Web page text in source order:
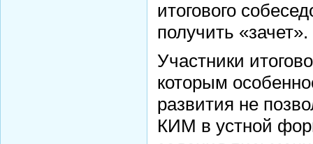
итогового
получить «зачет».
Участники
которым
развития не
КИМ в устной